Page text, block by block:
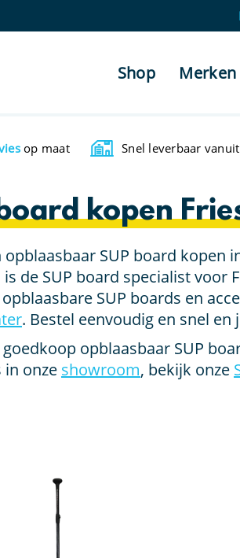
Shop Merken
op maat Snel leverbaar vanuit
kopen
opblaasbaar SUP board
de SUP board specialist
SUP boards en
. Bestel eenvoudig en snel
goedkoop opblaasbaar SUP
in onze showroom, bekijk onze